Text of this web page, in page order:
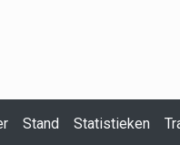
Stand Statistieken